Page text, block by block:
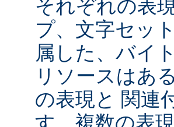
それぞれの表
プ、文字セッ
属した、バイ
リソースはあ
の表現と 関連
す。複数の表